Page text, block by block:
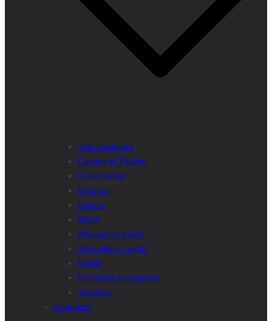
Arts plastiques
Cinéma et Théâtre
Gastronomie
Humour
Lecture
Mode
Musique et danse
Nouvelles et récits
Poésie
Proverbes et sagesses
Tradition
Annonces